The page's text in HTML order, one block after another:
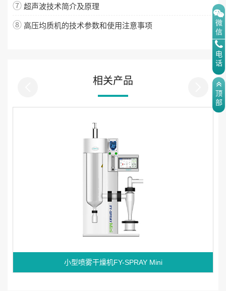
⑦ 超声波技术简介及原理
⑧ 高压均质机的技术参数和使用注意事项
相关产品
小型喷雾干燥机FY-SPRAY Mini
微
信
电
话
顶
部